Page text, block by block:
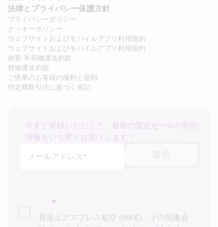
法律とプライバシー保護方針
プライバシーポリシー
クッキーポリシー
ウェブサイトおよびモバイルアプリ利用規約
ウェブサイトおよびモバイルアプリ利用規約
旅客/手荷物運送約款
貨物運送約款
ご搭乗のお客様の権利と規則
特定商取引法に基づく表記
今すぐ登録いただくと、最新の限定セールや割引
情報をいち早くお届けします！
メールアドレス*
送信
香港エクスプレス航空 (HKE)、その関連会